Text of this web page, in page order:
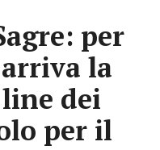
per
la
dei
per il